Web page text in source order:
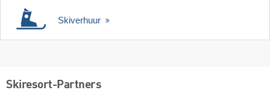
Skiverhuur
Skiresort-Partners